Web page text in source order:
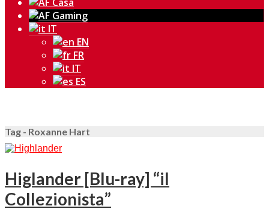
IT
EN
FR
IT
ES
Tag - Roxanne Hart
Higlander [Blu-ray] “il
Collezionista”